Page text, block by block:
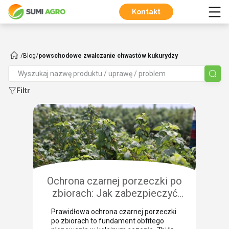
Kontakt
/Blog/powschodowe zwalczanie chwastów kukurydzy
Filtr
Ochrona czarnej porzeczki po
zbiorach: Jak zabezpieczyć
plantację przed chorobami i
szkodnikami?
Prawidłowa ochrona czarnej porzeczki
po zbiorach to fundament obfitego